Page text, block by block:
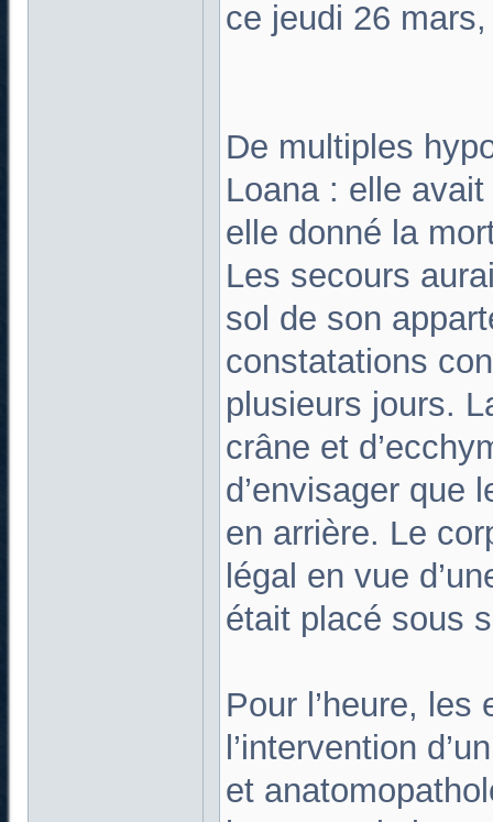
ce jeudi 26
De multiples
Loana : elle avait
elle donné la
Les secours
sol de son
constatations
plusieurs jours.
crâne et
d’envisager que
en arrière. Le
légal en vue
était placé sous
Pour l’heure,
l’intervention
et